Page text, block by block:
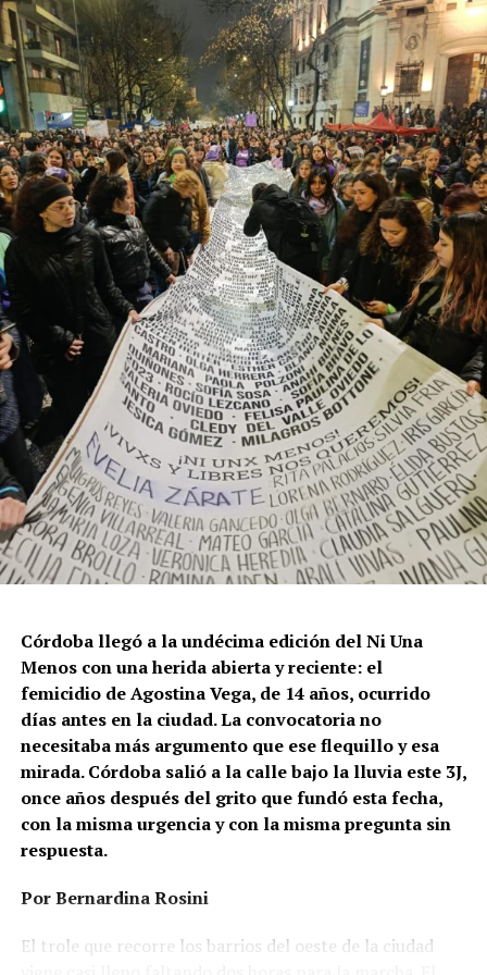
trans (travestis, transexuales y transgéneros) y otras
identidades disidentes. Según el informe anual del
Observatorio Nacional de Crímenes de Odio LGBT+, fue
el año más violento desde la creación de este organismo,
con un crecimiento de más del 60% respecto de 2024,
cuando se habían registrado 140 casos. Se trata, dice el
relevamiento, de un aumento “abrupto, excepcional y
cualitativamente distinto a la progresión observada en
los años anteriores”.
La violencia por odio hacia el colectivo LGBT+ se
intensificó en un contexto de desmantelamiento de
políticas públicas, vaciamiento de organismos de
protección, paralización de la agenda legislativa en
materia de derechos y consolidación de discursos
fascistas que estigmatizan a la diversidad.
Para María Rachid, titular del Instituto contra la
Discriminación de la Ciudad de Buenos Aires e
integrante de la Federación Argentina LGBT+
(FALGBT), el drástico aumento de estos crímenes en
Argentina no puede separarse de los discursos de odio
que provienen del gobierno nacional. “Tanto el
de manera violenta y discriminatoria hacia la comunidad
LGBT en general y, principalmente, hacia la comunidad
trans”, describe Rachid. “Y eso –agrega– genera mayor
violencia y discriminación en la vida cotidiana. Esos
discursos terminan legitimando, avalando y fomentando
la violencia hacia nuestra comunidad”.
Esa realidad se percibe en lo cotidiano. Ayito Cabrera,
director y fundador de la organización Espacio
Tolomocho –que nuclea a personas trans con
discapacidad–, advierte que el aumento no se limita a los
silenciosas y estructurales de violencia, atravesadas por
Córdoba llegó a la undécima edición del Ni Una
Menos con una herida abierta y reciente: el
femicidio de Agostina Vega, de 14 años, ocurrido
días antes en la ciudad. La convocatoria no
necesitaba más argumento que ese flequillo y esa
mirada. Córdoba salió a la calle bajo la lluvia este 3J,
once años después del grito que fundó esta fecha,
con la misma urgencia y con la misma pregunta sin
respuesta.
Por Bernardina Rosini
El trole que recorre los barrios del oeste de la ciudad